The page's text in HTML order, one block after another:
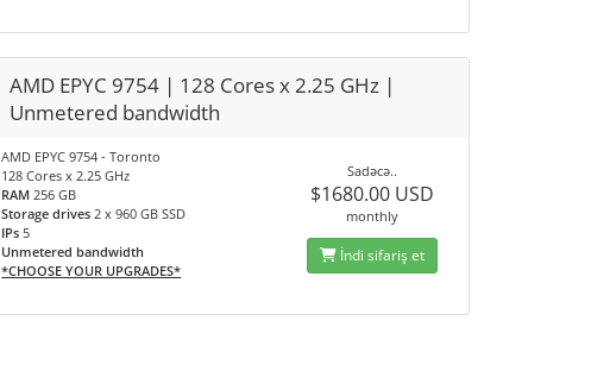
AMD EPYC 9754 | 128 Cores x 2.25 GHz |
Unmetered bandwidth
AMD EPYC 9754 - Toronto
128 Cores x 2.25 GHz
RAM256 GB
Storage drives2 x 960 GB SSD
IPs 5
Unmetered bandwidth
*CHOOSE YOUR UPGRADES*
Sadəcə..
$1680.00 USD
monthly
İndi sifariş et